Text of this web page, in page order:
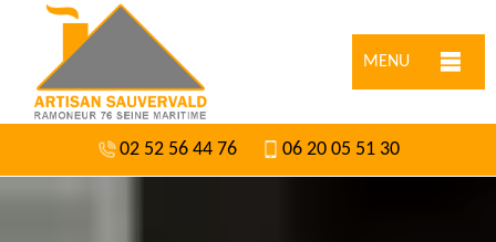
MENU
02 52 56 44 76 06 20 05 51 30